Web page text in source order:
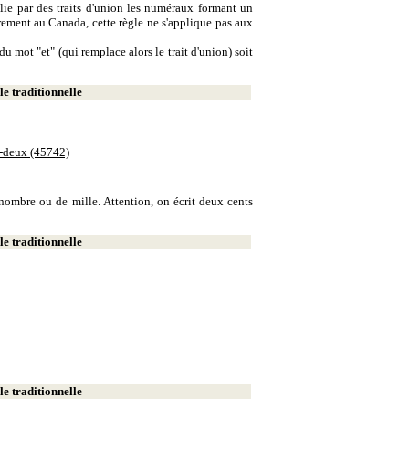
par des traits d'union les numéraux formant un
au Canada, cette règle ne s'applique pas aux
mot "et" (qui remplace alors le trait d'union) soit
traditionnelle
deux (45742)
ou de mille. Attention, on écrit deux cents
traditionnelle
traditionnelle